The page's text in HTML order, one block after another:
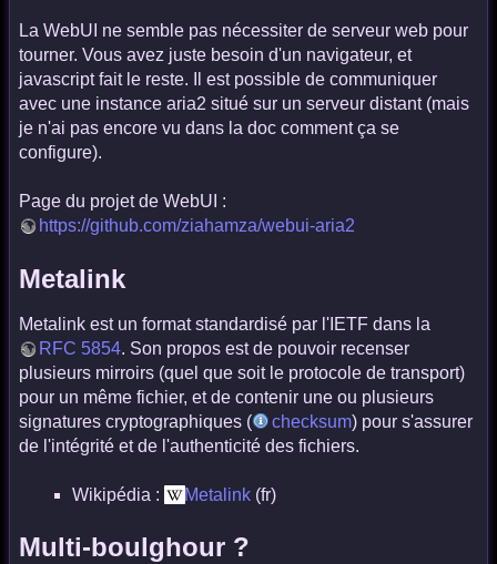
La WebUI ne semble pas nécessiter de serveur web pour
tourner. Vous avez juste besoin d'un navigateur, et
javascript fait le reste. Il est possible de communiquer
avec une instance aria2 situé sur un serveur distant (mais
je n'ai pas encore vu dans la doc comment ça se
configure).
Page du projet de WebUI :
https://github.com/ziahamza/webui-aria2
Metalink
Metalink est un format standardisé par l'IETF dans la
RFC 5854. Son propos est de pouvoir recenser
plusieurs mirroirs (quel que soit le protocole de transport)
pour un même fichier, et de contenir une ou plusieurs
signatures cryptographiques (
checksum) pour s'assurer
de l'intégrité et de l'authenticité des fichiers.
Wikipédia : Metalink (fr)
Multi-boulghour ?